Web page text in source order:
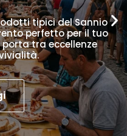
tipici del Sannio
perfetto per il tuo
tra eccellenze